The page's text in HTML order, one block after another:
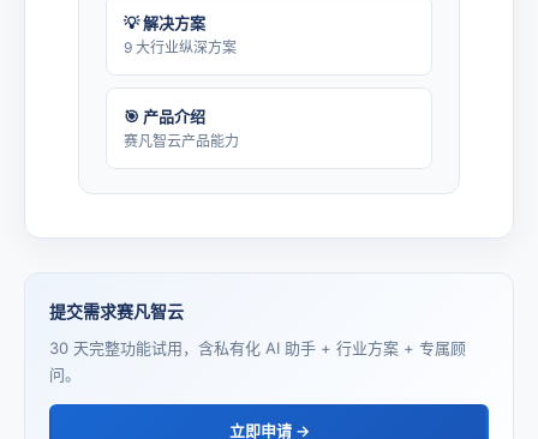
💡 解决方案
9 大行业纵深方案
🎯 产品介绍
赛凡智云产品能力
提交需求赛凡智云
30 天完整功能试用，含私有化 AI 助手 + 行业方案 + 专属顾
问。
立即申请 →